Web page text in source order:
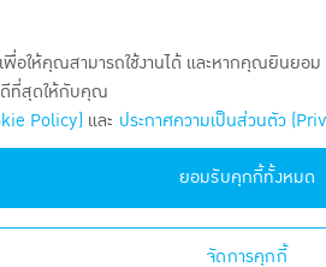
เพื่อให้คุณสามารถใช้งานได้ และหากคุณยินย
ดีที่สุดให้กับคุณ
Policy) และ ประกาศความเป็นส่วนตัว
จัดการคุกกี้
ยอมรับคุกกี้ทั้งหมด